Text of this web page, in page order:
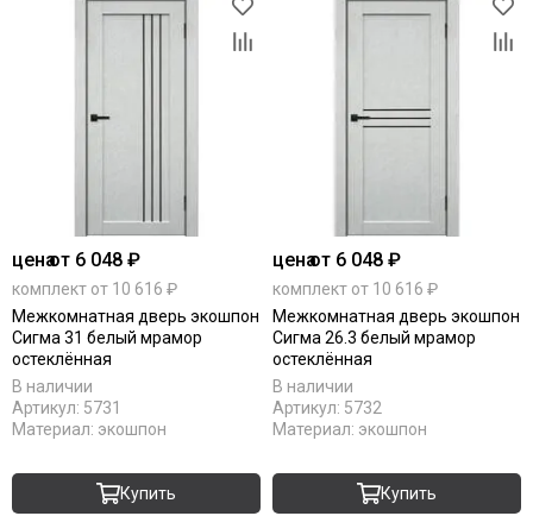
ценаот 6 048 ₽
комплект от 10 616 ₽
Межкомнатная дверь экошпон
Сигма 31 белый мрамор
остеклённая
В наличии
Артикул: 5731
Материал: экошпон
Купить
ценаот 6 048 ₽
комплект от 10 616 ₽
Межкомнатная дверь экошпон
Сигма 26.3 белый мрамор
остеклённая
В наличии
Артикул: 5732
Материал: экошпон
Купить